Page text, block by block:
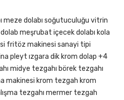
meze dolabı soğutuculuğu vitrin
meşrubat içecek dolabı kola
fritöz makinesi sanayi tipi
pleyt ızgara dik krom dolap +4
midye tezgahı börek tezgahı
makinesi krom tezgah krom
tezgahı mermer tezgah